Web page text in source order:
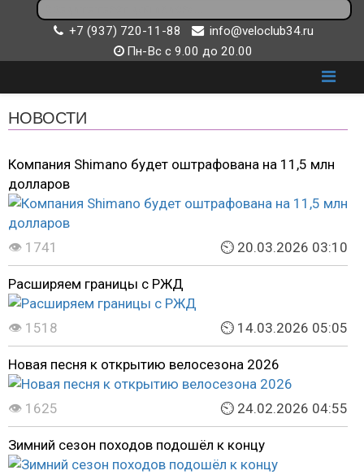
+7 (937) 720-11-88
info@veloclub34.ru
Пн-Вс с 9.00 до 20.00
НОВОСТИ
Компания Shimano будет оштрафована на 11,5 млн
долларов
👁 1741 ⏲ 20.03.2026 03:10
Расширяем границы с РЖД
👁 1518 ⏲ 14.03.2026 05:05
Новая песня к открытию велосезона 2026
👁 1625 ⏲ 24.02.2026 04:55
Зимний сезон походов подошёл к концу